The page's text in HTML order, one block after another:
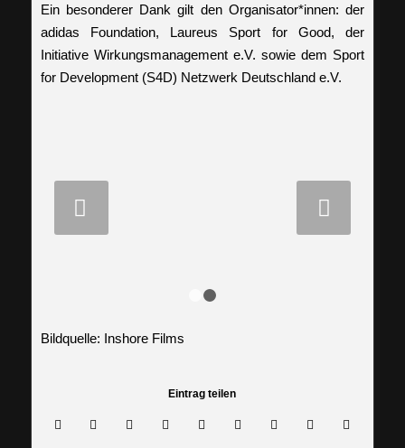
Ein besonderer Dank gilt den Organisator*innen: der
adidas Foundation, Laureus Sport for Good, der
Initiative Wirkungsmanagement e.V. sowie dem Sport
for Development (S4D) Netzwerk Deutschland e.V.
Bildquelle: Inshore Films
Eintrag teilen